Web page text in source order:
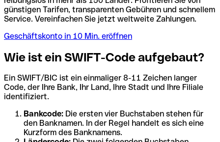
günstigen Tarifen, transparenten Gebühren und schnellem
Service. Vereinfachen Sie jetzt weltweite Zahlungen.
Geschäftskonto in 10 Min. eröffnen
Wie ist ein SWIFT-Code aufgebaut?
Ein SWIFT/BIC ist ein einmaliger 8-11 Zeichen langer
Code, der Ihre Bank, Ihr Land, Ihre Stadt und Ihre Filiale
identifiziert.
Bankcode: Die ersten vier Buchstaben stehen für
den Banknamen. In der Regel handelt es sich eine
Kurzform des Banknamens.